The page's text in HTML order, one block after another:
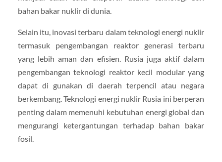
bahan bakar nuklir di dunia.
Selain itu, inovasi terbaru dalam teknologi energi nuklir
termasuk pengembangan reaktor generasi terbaru
yang lebih aman dan efisien. Rusia juga aktif dalam
pengembangan teknologi reaktor kecil modular yang
dapat di gunakan di daerah terpencil atau negara
berkembang. Teknologi energi nuklir Rusia ini berperan
penting dalam memenuhi kebutuhan energi global dan
mengurangi ketergantungan terhadap bahan bakar
fosil.